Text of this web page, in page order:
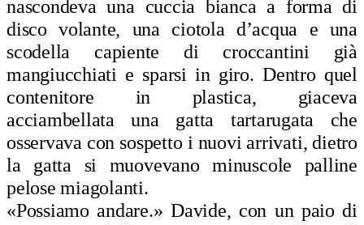
nascondeva una cuccia bianca a forma di
disco volante, una ciotola d’acqua e una
scodella capiente di croccantini già
mangiucchiati e sparsi in giro. Dentro quel
contenitore in plastica, giaceva
acciambellata una gatta tartarugata che
osservava con sospetto i nuovi arrivati, dietro
la gatta si muovevano minuscole palline
pelose miagolanti.
«Possiamo andare.» Davide, con un paio di